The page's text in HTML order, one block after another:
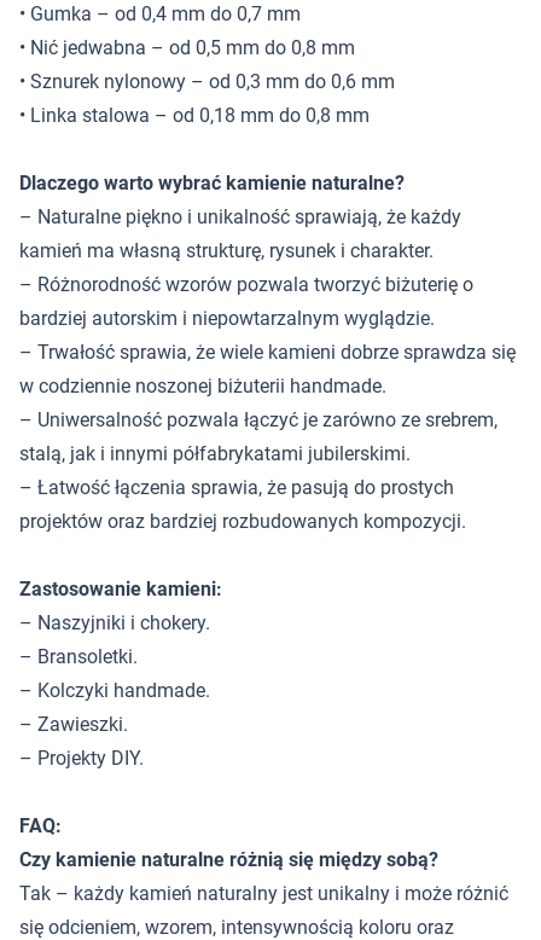
• Gumka – od 0,4 mm do 0,7 mm
• Nić jedwabna – od 0,5 mm do 0,8 mm
• Sznurek nylonowy – od 0,3 mm do 0,6 mm
• Linka stalowa – od 0,18 mm do 0,8 mm
Dlaczego warto wybrać kamienie naturalne?
– Naturalne piękno i unikalność sprawiają, że każdy
kamień ma własną strukturę, rysunek i charakter.
– Różnorodność wzorów pozwala tworzyć biżuterię o
bardziej autorskim i niepowtarzalnym wyglądzie.
– Trwałość sprawia, że wiele kamieni dobrze sprawdza się
w codziennie noszonej biżuterii handmade.
– Uniwersalność pozwala łączyć je zarówno ze srebrem,
stalą, jak i innymi półfabrykatami jubilerskimi.
– Łatwość łączenia sprawia, że pasują do prostych
projektów oraz bardziej rozbudowanych kompozycji.
Zastosowanie kamieni:
– Naszyjniki i chokery.
– Bransoletki.
– Kolczyki handmade.
– Zawieszki.
– Projekty DIY.
FAQ:
Czy kamienie naturalne różnią się między sobą?
Tak – każdy kamień naturalny jest unikalny i może różnić
się odcieniem, wzorem, intensywnością koloru oraz